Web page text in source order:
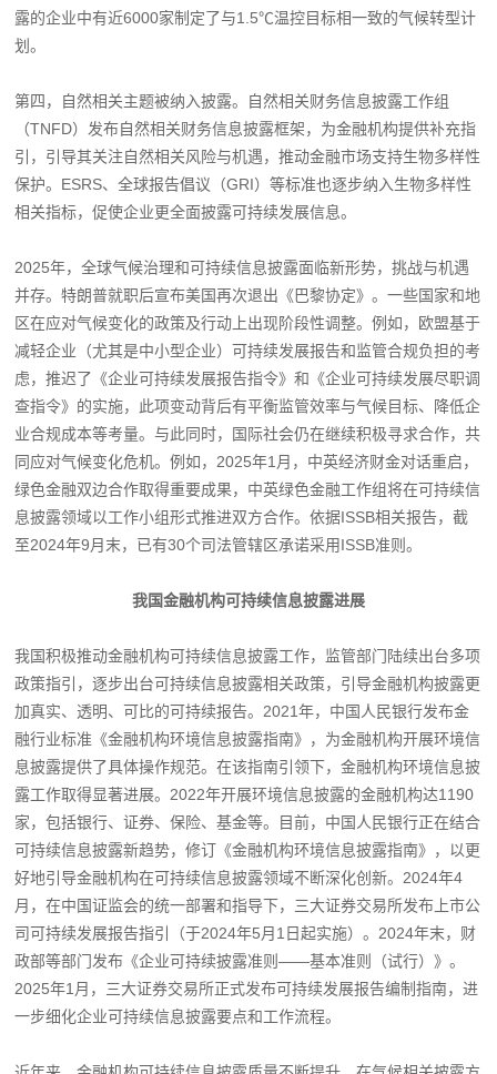
露的企业中有近6000家制定了与1.5℃温控目标相一致的气候转型计
划。
第四，自然相关主题被纳入披露。自然相关财务信息披露工作组
（TNFD）发布自然相关财务信息披露框架，为金融机构提供补充指
引，引导其关注自然相关风险与机遇，推动金融市场支持生物多样性
保护。ESRS、全球报告倡议（GRI）等标准也逐步纳入生物多样性
相关指标，促使企业更全面披露可持续发展信息。
2025年，全球气候治理和可持续信息披露面临新形势，挑战与机遇
并存。特朗普就职后宣布美国再次退出《巴黎协定》。一些国家和地
区在应对气候变化的政策及行动上出现阶段性调整。例如，欧盟基于
减轻企业（尤其是中小型企业）可持续发展报告和监管合规负担的考
虑，推迟了《企业可持续发展报告指令》和《企业可持续发展尽职调
查指令》的实施，此项变动背后有平衡监管效率与气候目标、降低企
业合规成本等考量。与此同时，国际社会仍在继续积极寻求合作，共
同应对气候变化危机。例如，2025年1月，中英经济财金对话重启，
绿色金融双边合作取得重要成果，中英绿色金融工作组将在可持续信
息披露领域以工作小组形式推进双方合作。依据ISSB相关报告，截
至2024年9月末，已有30个司法管辖区承诺采用ISSB准则。
我国金融机构可持续信息披露进展
我国积极推动金融机构可持续信息披露工作，监管部门陆续出台多项
政策指引，逐步出台可持续信息披露相关政策，引导金融机构披露更
加真实、透明、可比的可持续报告。2021年，中国人民银行发布金
融行业标准《金融机构环境信息披露指南》，为金融机构开展环境信
息披露提供了具体操作规范。在该指南引领下，金融机构环境信息披
露工作取得显著进展。2022年开展环境信息披露的金融机构达1190
家，包括银行、证券、保险、基金等。目前，中国人民银行正在结合
可持续信息披露新趋势，修订《金融机构环境信息披露指南》，以更
好地引导金融机构在可持续信息披露领域不断深化创新。2024年4
月，在中国证监会的统一部署和指导下，三大证券交易所发布上市公
司可持续发展报告指引（于2024年5月1日起实施）。2024年末，财
政部等部门发布《企业可持续披露准则——基本准则（试行）》。
2025年1月，三大证券交易所正式发布可持续发展报告编制指南，进
一步细化企业可持续信息披露要点和工作流程。